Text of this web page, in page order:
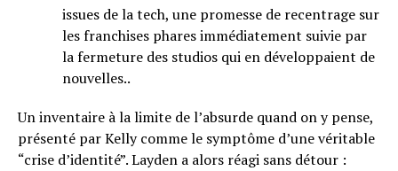
issues de la tech, une promesse de recentrage sur
les franchises phares immédiatement suivie par
la fermeture des studios qui en développaient de
nouvelles..
Un inventaire à la limite de l’absurde quand on y pense,
présenté par Kelly comme le symptôme d’une véritable
“crise d’identité”. Layden a alors réagi sans détour :